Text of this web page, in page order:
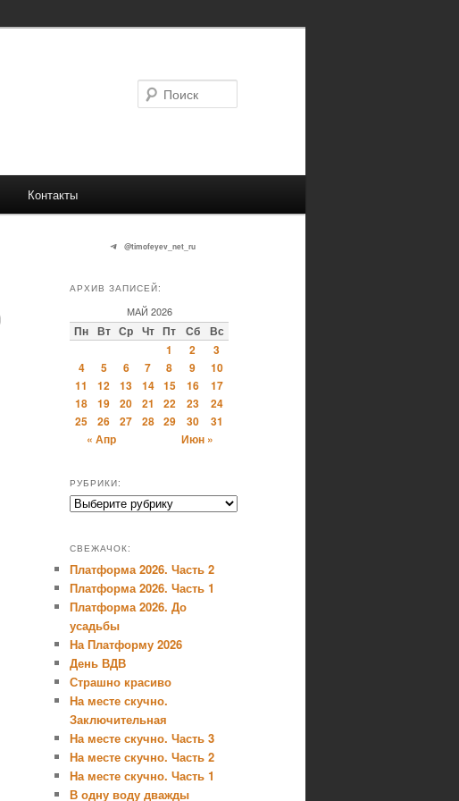
Контакты
@timofeyev_net_ru
АРХИВ ЗАПИСЕЙ:
МАЙ 2026
Пн Вт Ср Чт Пт Сб
Вс
1
2
3
4
5 6 7 8 9
10
11
12 13 14 15 16
17
18
19 20 21 22 23
24
25
26 27 28 29 30
31
« Апр
Июн »
РУБРИКИ:
Рубрики:
СВЕЖАЧОК:
Платформа 2026. Часть 2
Платформа 2026. Часть 1
Платформа 2026. До
усадьбы
На Платформу 2026
День ВДВ
Страшно красиво
На месте скучно.
Заключительная
На месте скучно. Часть 3
На месте скучно. Часть 2
На месте скучно. Часть 1
В одну воду дважды